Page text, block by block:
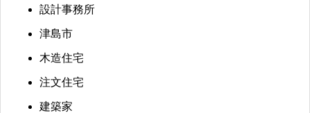
設計事務所
津島市
木造住宅
注文住宅
建築家